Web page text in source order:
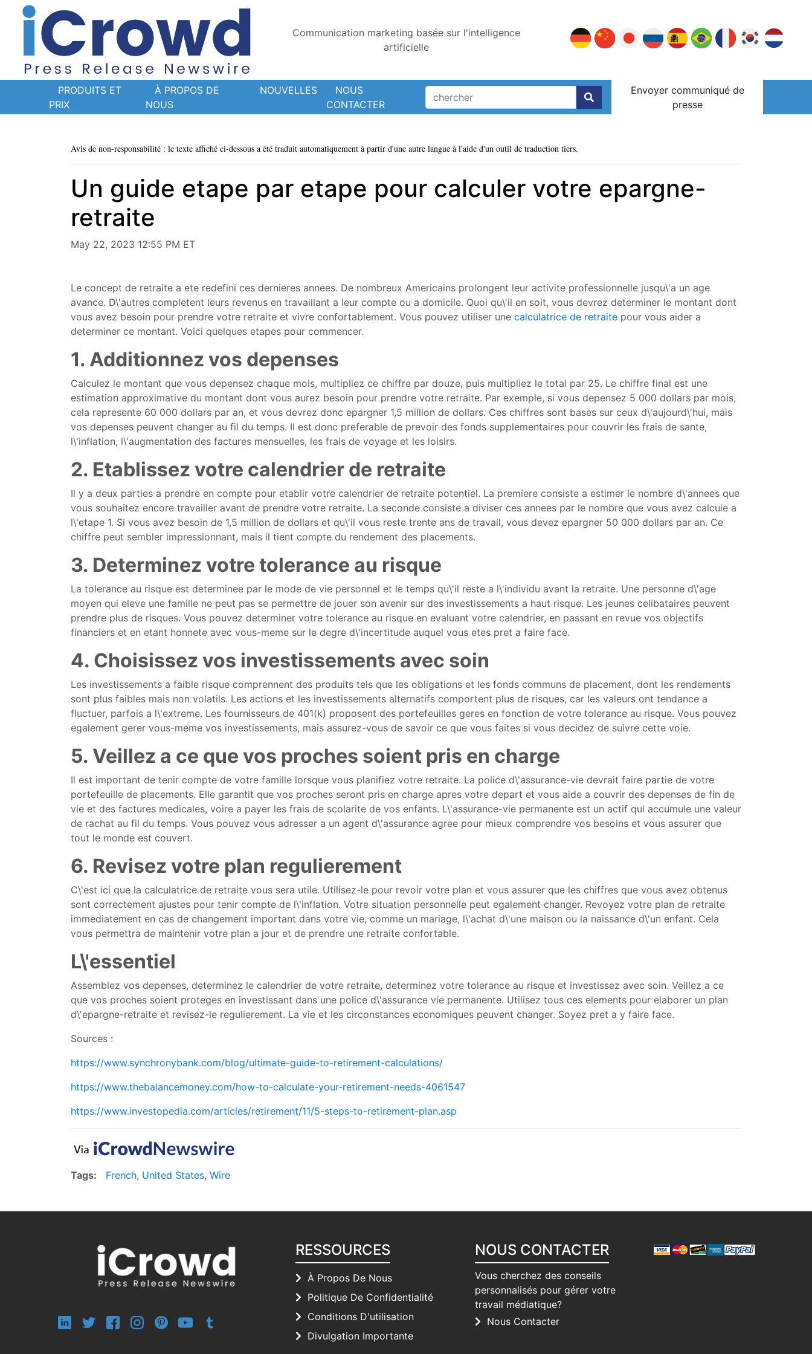
Communication marketing basée sur l'intelligence
artificielle
PRODUITS ET
PRIX
À PROPOS DE
NOUS
NOUVELLES
NOUS
CONTACTER
Envoyer communiqué de
presse
Avis de non-responsabilité : le texte affiché ci-dessous a été traduit automatiquement à partir d'une autre langue à l'aide d'un outil de traduction tiers.
Un guide etape par etape pour calculer votre epargne-
retraite
May 22, 2023 12:55 PM ET
Le concept de retraite a ete redefini ces dernieres annees. De nombreux Americains prolongent leur activite professionnelle jusqu\'a un age
avance. D\'autres completent leurs revenus en travaillant a leur compte ou a domicile. Quoi qu\'il en soit, vous devrez determiner le montant dont
vous avez besoin pour prendre votre retraite et vivre confortablement. Vous pouvez utiliser une calculatrice de retraite pour vous aider a
determiner ce montant. Voici quelques etapes pour commencer.
1. Additionnez vos depenses
Calculez le montant que vous depensez chaque mois, multipliez ce chiffre par douze, puis multipliez le total par 25. Le chiffre final est une
estimation approximative du montant dont vous aurez besoin pour prendre votre retraite. Par exemple, si vous depensez 5 000 dollars par mois,
cela represente 60 000 dollars par an, et vous devrez donc epargner 1,5 million de dollars. Ces chiffres sont bases sur ceux d\'aujourd\'hui, mais
vos depenses peuvent changer au fil du temps. Il est donc preferable de prevoir des fonds supplementaires pour couvrir les frais de sante,
l\'inflation, l\'augmentation des factures mensuelles, les frais de voyage et les loisirs.
2. Etablissez votre calendrier de retraite
Il y a deux parties a prendre en compte pour etablir votre calendrier de retraite potentiel. La premiere consiste a estimer le nombre d\'annees que
vous souhaitez encore travailler avant de prendre votre retraite. La seconde consiste a diviser ces annees par le nombre que vous avez calcule a
l\'etape 1. Si vous avez besoin de 1,5 million de dollars et qu\'il vous reste trente ans de travail, vous devez epargner 50 000 dollars par an. Ce
chiffre peut sembler impressionnant, mais il tient compte du rendement des placements.
3. Determinez votre tolerance au risque
La tolerance au risque est determinee par le mode de vie personnel et le temps qu\'il reste a l\'individu avant la retraite. Une personne d\'age
moyen qui eleve une famille ne peut pas se permettre de jouer son avenir sur des investissements a haut risque. Les jeunes celibataires peuvent
prendre plus de risques. Vous pouvez determiner votre tolerance au risque en evaluant votre calendrier, en passant en revue vos objectifs
financiers et en etant honnete avec vous-meme sur le degre d\'incertitude auquel vous etes pret a faire face.
4. Choisissez vos investissements avec soin
Les investissements a faible risque comprennent des produits tels que les obligations et les fonds communs de placement, dont les rendements
sont plus faibles mais non volatils. Les actions et les investissements alternatifs comportent plus de risques, car les valeurs ont tendance a
fluctuer, parfois a l\'extreme. Les fournisseurs de 401(k) proposent des portefeuilles geres en fonction de votre tolerance au risque. Vous pouvez
egalement gerer vous-meme vos investissements, mais assurez-vous de savoir ce que vous faites si vous decidez de suivre cette voie.
5. Veillez a ce que vos proches soient pris en charge
Il est important de tenir compte de votre famille lorsque vous planifiez votre retraite. La police d\'assurance-vie devrait faire partie de votre
portefeuille de placements. Elle garantit que vos proches seront pris en charge apres votre depart et vous aide a couvrir des depenses de fin de
vie et des factures medicales, voire a payer les frais de scolarite de vos enfants. L\'assurance-vie permanente est un actif qui accumule une valeur
de rachat au fil du temps. Vous pouvez vous adresser a un agent d\'assurance agree pour mieux comprendre vos besoins et vous assurer que
tout le monde est couvert.
6. Revisez votre plan regulierement
C\'est ici que la calculatrice de retraite vous sera utile. Utilisez-le pour revoir votre plan et vous assurer que les chiffres que vous avez obtenus
sont correctement ajustes pour tenir compte de l\'inflation. Votre situation personnelle peut egalement changer. Revoyez votre plan de retraite
immediatement en cas de changement important dans votre vie, comme un mariage, l\'achat d\'une maison ou la naissance d\'un enfant. Cela
vous permettra de maintenir votre plan a jour et de prendre une retraite confortable.
L\'essentiel
Assemblez vos depenses, determinez le calendrier de votre retraite, determinez votre tolerance au risque et investissez avec soin. Veillez a ce
que vos proches soient proteges en investissant dans une police d\'assurance vie permanente. Utilisez tous ces elements pour elaborer un plan
d\'epargne-retraite et revisez-le regulierement. La vie et les circonstances economiques peuvent changer. Soyez pret a y faire face.
Sources :
https://www.synchronybank.com/blog/ultimate-guide-to-retirement-calculations/
https://www.thebalancemoney.com/how-to-calculate-your-retirement-needs-4061547
https://www.investopedia.com/articles/retirement/11/5-steps-to-retirement-plan.asp
Tags: French, United States, Wire
RESSOURCES
À Propos De Nous
Politique De Confidentialité
Conditions D'utilisation
Divulgation Importante
NOUS CONTACTER
Vous cherchez des conseils
personnalisés pour gérer votre
travail médiatique?
Nous Contacter